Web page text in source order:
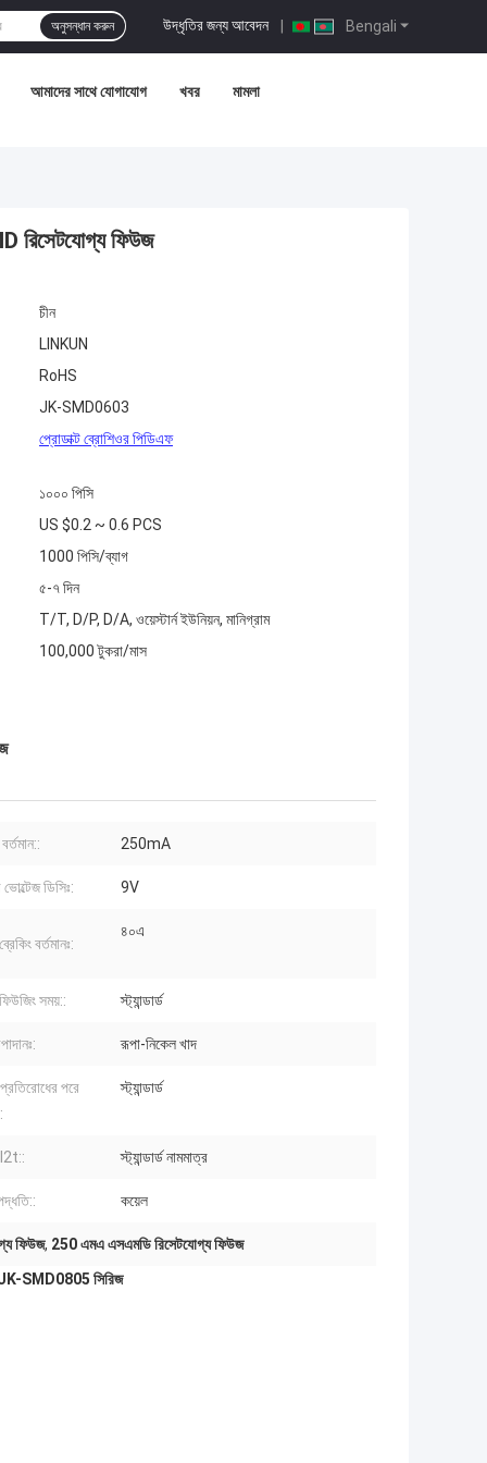
Bengali
উদ্ধৃতির জন্য আবেদন |
অনুসন্ধান করুন
আমাদের সাথে যোগাযোগ খবর মামলা
ফিউজ
চীন
LINKUN
RoHS
JK-SMD0603
প্রোডাক্ট ব্রোশিওর পিডিএফ
১০০০ পিসি
US $0.2 ~ 0.6 PCS
1000 পিসি/ব্যাগ
৫-৭ দিন
T/T, D/P, D/A, ওয়েস্টার্ন ইউনিয়ন, মানিগ্রাম
100,000 টুকরা/মাস
250mA
ডিসিঃ: 9V
বর্তমানঃ:
৪০এ
ফিউজিং সময়:: স্ট্যান্ডার্ড
রূপা-নিকেল খাদ
পরে
স্ট্যান্ডার্ড
I2t:: স্ট্যান্ডার্ড নামমাত্র
কয়েল
ফিউজ, 250 এমএ এসএমডি রিসেটযোগ্য ফিউজ
JK-SMD0805 সিরিজ